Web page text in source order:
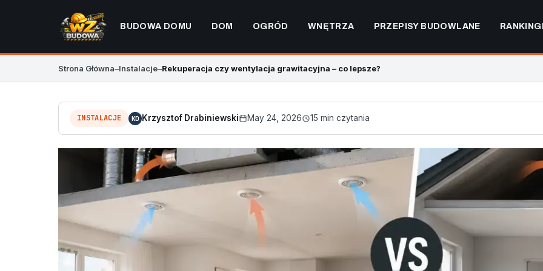
BUDOWA DOMU DOM OGRÓD WNĘTRZA PRZEPISY BUDOWLANE
Strona Główna–Instalacje–Rekuperacja czy wentylacja grawitacyjna – co lepsze?
INSTALACJE KD Krzysztof Drabiniewski May 24, 2026 15 min czytania